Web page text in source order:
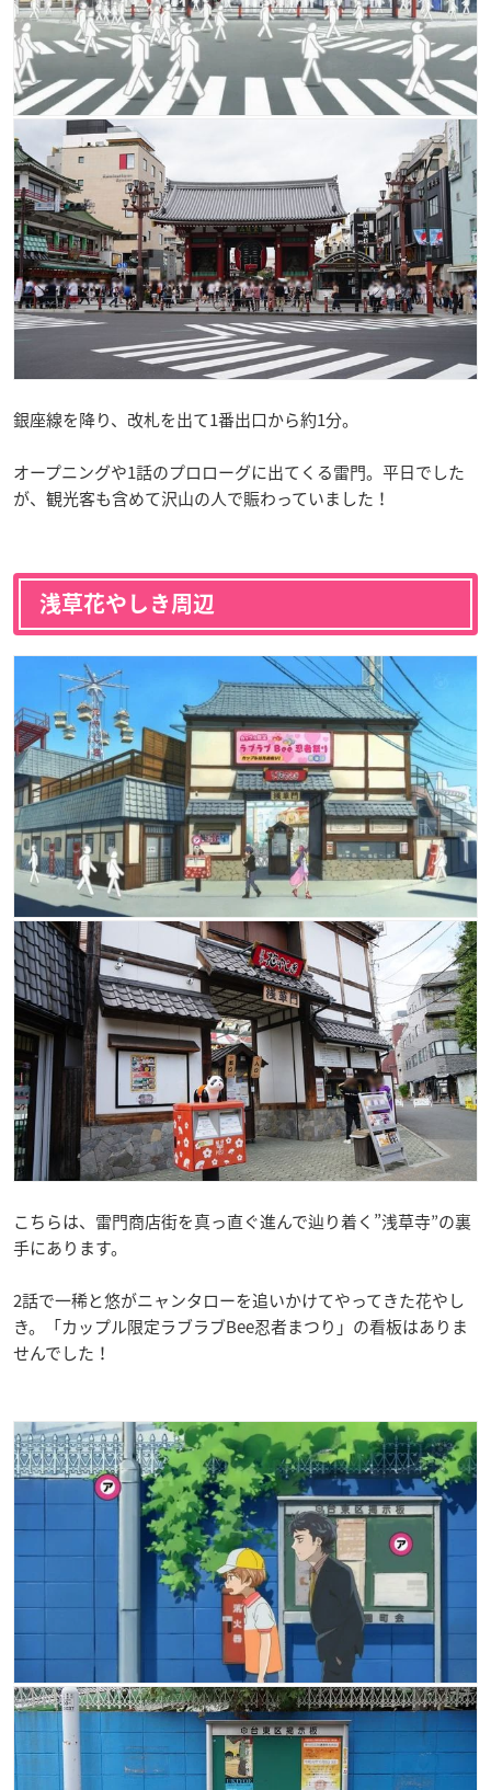
銀座線を降り、改札を出て1番出口から約1分。
オープニングや1話のプロローグに出てくる雷門。平日でした
が、観光客も含めて沢山の人で賑わっていました！
浅草花やしき周辺
こちらは、雷門商店街を真っ直ぐ進んで辿り着く”浅草寺”の裏
手にあります。
2話で一稀と悠がニャンタローを追いかけてやってきた花やし
き。「カップル限定ラブラブBee忍者まつり」の看板はありま
せんでした！